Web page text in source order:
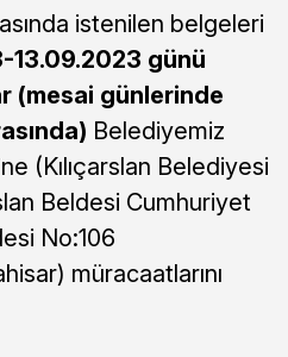
istenilen belgeleri
13.09.2023 günü
(mesai günlerinde
Belediyemiz
(Kılıçarslan Belediyesi
Beldesi Cumhuriyet
No:106
müracaatlarını